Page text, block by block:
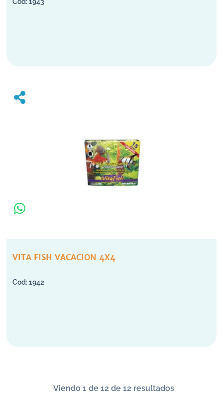
VITA FISH VACACION 4X4
1942
Viendo 1 de 12 de 12 resultados